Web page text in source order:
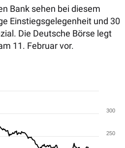
Bank sehen bei diesem
Einstiegsgelegenheit und 30
Die Deutsche Börse legt
11. Februar vor.
250
300